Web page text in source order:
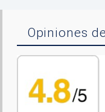
Opiniones